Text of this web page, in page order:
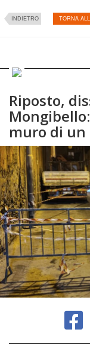
INDIETRO TORNA
Riposto,
muro di